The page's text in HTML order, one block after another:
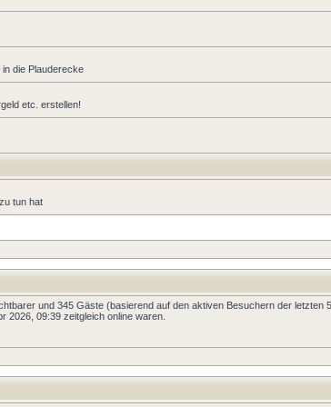
die Plauderecke
etc. erstellen!
tun hat
und 345 Gäste (basierend auf den aktiven Besuchern der letzten
2026, 09:39 zeitgleich online waren.